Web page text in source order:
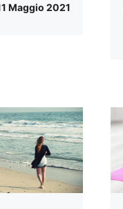
Maggio 2021